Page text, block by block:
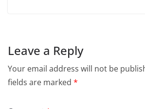
Leave a Reply
Your email address will not be
fields are marked *